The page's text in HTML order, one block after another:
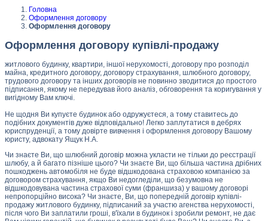
Головна
Оформлення договору
Оформлення договору
Оформлення договору купівлі-продажу
житлового будинку, квартири, іншої нерухомості, договору про розподіл
майна, кредитного договору, договору страхування, шлюбного договору,
трудового договору та інших договорів не повинно зводитися до простого
підписання, якому не передував його аналіз, обговорення та коригування у
вигідному Вам ключі.
Не щодня Ви купуєте будинок або одружуєтеся, а тому ставитесь до
подібних документів дуже відповідально! Легко заплутатися в дебрях
юриспруденції, а тому довірте вивчення і оформлення договору Вашому
юристу, адвокату Ящук Н.А.
Чи знаєте Ви, що шлюбний договір можна укласти не тільки до реєстрації
шлюбу, а й багато пізніше цього? Чи знаєте Ви, що більша частина дрібних
пошкоджень автомобіля не буде відшкодована страховою компанією за
договором страхування, якщо Ви недогледіли, що безумовна не
відшкодовувана частина страхової суми (франшиза) у вашому договорі
непропорційно висока? Чи знаєте, Ви, що попередній договір купівлі-
продажу житлового будинку, підписаний за участю агенства нерухомості,
після чого Ви заплатили гроші, в'їхали в будинок і зробили ремонт, не дає